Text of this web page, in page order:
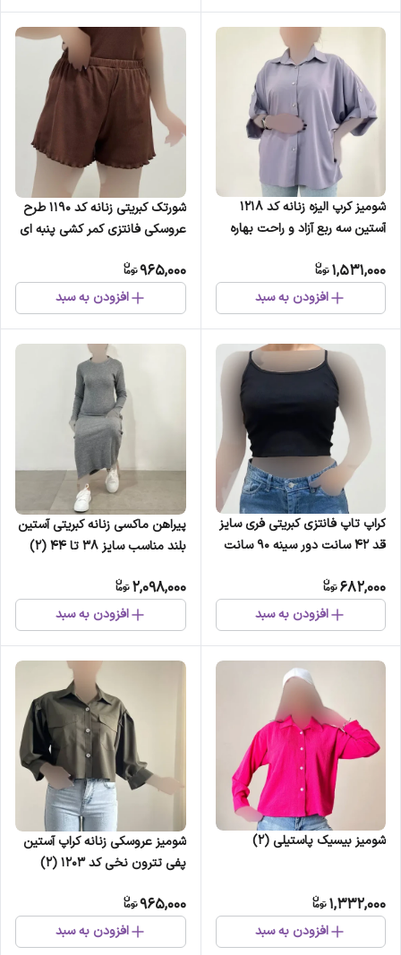
شومیز کرپ الیزه زنانه کد 1218
آستین سه ربع آزاد و راحت بهاره
1,531,000
افزودن به سبد
شورتک کبریتی زنانه کد 1190 طرح
عروسکی فانتزی کمر کشی پنبه ای
965,000
افزودن به سبد
کراپ تاپ فانتزی کبریتی فری سایز
قد 42 سانت دور سینه 90 سانت
682,000
افزودن به سبد
پیراهن ماکسی زنانه کبریتی آستین
بلند مناسب سایز 38 تا 44 (2)
2,098,000
افزودن به سبد
شومیز بیسیک پاستیلی (2)
1,332,000
افزودن به سبد
شومیز عروسکی زنانه کراپ آستین
پفی تترون نخی کد 1203 (2)
965,000
افزودن به سبد